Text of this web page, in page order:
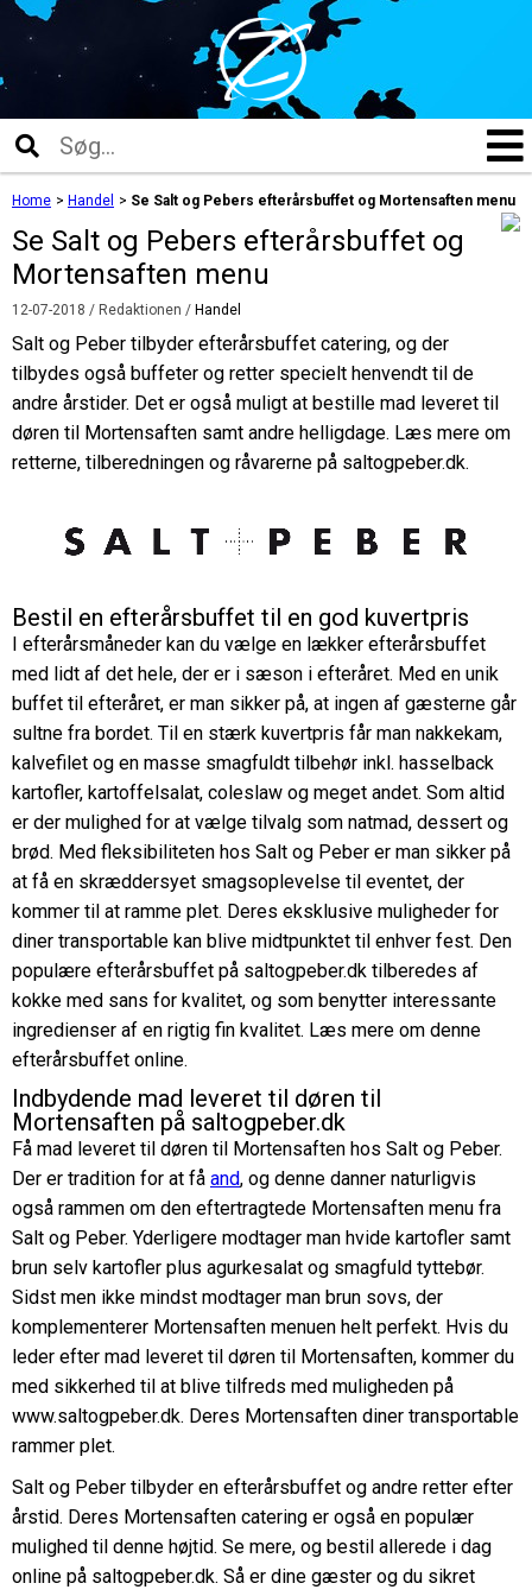
Home > Handel > Se Salt og Pebers efterårsbuffet og Mortensaften menu
Se Salt og Pebers efterårsbuffet og
Mortensaften menu
12-07-2018 / Redaktionen / Handel
Salt og Peber tilbyder efterårsbuffet catering, og der
tilbydes også buffeter og retter specielt henvendt til de
andre årstider. Det er også muligt at bestille mad leveret til
døren til Mortensaften samt andre helligdage. Læs mere om
retterne, tilberedningen og råvarerne på saltogpeber.dk.
Bestil en efterårsbuffet til en god kuvertpris
I efterårsmåneder kan du vælge en lækker efterårsbuffet
med lidt af det hele, der er i sæson i efteråret. Med en unik
buffet til efteråret, er man sikker på, at ingen af gæsterne går
sultne fra bordet. Til en stærk kuvertpris får man nakkekam,
kalvefilet og en masse smagfuldt tilbehør inkl. hasselback
kartofler, kartoffelsalat, coleslaw og meget andet. Som altid
er der mulighed for at vælge tilvalg som natmad, dessert og
brød. Med fleksibiliteten hos Salt og Peber er man sikker på
at få en skræddersyet smagsoplevelse til eventet, der
kommer til at ramme plet. Deres eksklusive muligheder for
diner transportable kan blive midtpunktet til enhver fest. Den
populære efterårsbuffet på saltogpeber.dk tilberedes af
kokke med sans for kvalitet, og som benytter interessante
ingredienser af en rigtig fin kvalitet. Læs mere om denne
efterårsbuffet online.
Indbydende mad leveret til døren til
Mortensaften på saltogpeber.dk
Få mad leveret til døren til Mortensaften hos Salt og Peber.
Der er tradition for at få and, og denne danner naturligvis
også rammen om den eftertragtede Mortensaften menu fra
Salt og Peber. Yderligere modtager man hvide kartofler samt
brun selv kartofler plus agurkesalat og smagfuld tyttebør.
Sidst men ikke mindst modtager man brun sovs, der
komplementerer Mortensaften menuen helt perfekt. Hvis du
leder efter mad leveret til døren til Mortensaften, kommer du
med sikkerhed til at blive tilfreds med muligheden på
www.saltogpeber.dk. Deres Mortensaften diner transportable
rammer plet.
Salt og Peber tilbyder en efterårsbuffet og andre retter efter
årstid. Deres Mortensaften catering er også en populær
mulighed til denne højtid. Se mere, og bestil allerede i dag
online på saltogpeber.dk. Så er dine gæster og du sikret